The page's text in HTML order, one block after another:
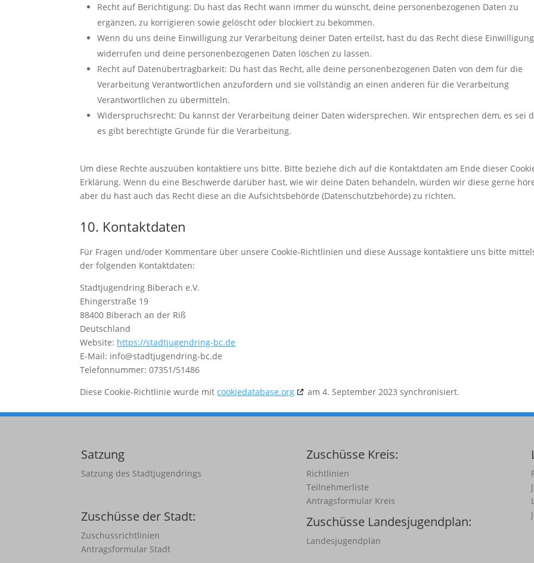
Recht auf Berichtigung: Du hast das Recht wann immer du wünscht, deine personenbezogenen Daten zu
ergänzen, zu korrigieren sowie gelöscht oder blockiert zu bekommen.
Wenn du uns deine Einwilligung zur Verarbeitung deiner Daten erteilst, hast du das Recht diese
widerrufen und deine personenbezogenen Daten löschen zu lassen.
Recht auf Datenübertragbarkeit: Du hast das Recht, alle deine personenbezogenen Daten von dem für die
Verarbeitung Verantwortlichen anzufordern und sie vollständig an einen anderen für die Verarbeitung
Verantwortlichen zu übermitteln.
Widerspruchsrecht: Du kannst der Verarbeitung deiner Daten widersprechen. Wir entsprechen dem, es sei
es gibt berechtigte Gründe für die Verarbeitung.
Um diese Rechte auszuüben kontaktiere uns bitte. Bitte beziehe dich auf die Kontaktdaten am Ende dieser
Erklärung. Wenn du eine Beschwerde darüber hast, wie wir deine Daten behandeln, würden wir diese gerne
aber du hast auch das Recht diese an die Aufsichtsbehörde (Datenschutzbehörde) zu richten.
10. Kontaktdaten
Für Fragen und/oder Kommentare über unsere Cookie-Richtlinien und diese Aussage kontaktiere uns bitte
der folgenden Kontaktdaten:
Stadtjugendring Biberach e.V.
Ehingerstraße 19
88400 Biberach an der Riß
Deutschland
Website: https://stadtjugendring-bc.de
E-Mail: info@stadtjugendring-bc.de
Telefonnummer: 07351/51486
Diese Cookie-Richtlinie wurde mitcookiedatabase.org am 4. September 2023 synchronisiert.
Satzung
Satzung des Stadtjugendrings
Zuschüsse der Stadt:
Zuschussrichtlinien
Antragsformular Stadt
Zuschüsse Kreis:
Richtlinien
Teilnehmerliste
Antragsformular Kreis
Zuschüsse Landesjugendplan:
Landesjugendplan